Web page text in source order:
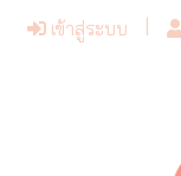
เข้าสู่ระบบ